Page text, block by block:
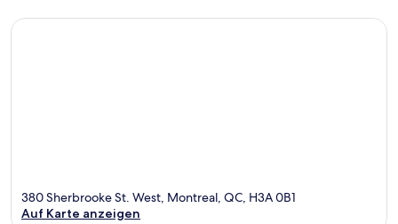
380 Sherbrooke St. West, Montreal, QC, H3A 0B1
Auf Karte anzeigen